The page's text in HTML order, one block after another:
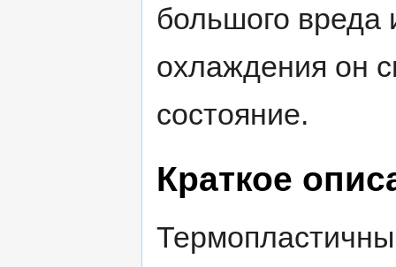
большого вреда
охлаждения он
состояние.
Краткое